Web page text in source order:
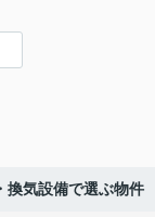
換気設備で選ぶ物件